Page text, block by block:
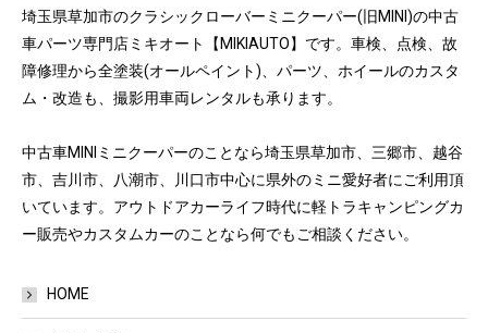
埼玉県草加市のクラシックローバーミニクーパー(旧MINI)の中古
車パーツ専門店ミキオート【MIKIAUTO】です。車検、点検、故
障修理から全塗装(オールペイント)、パーツ、ホイールのカスタ
ム・改造も、撮影用車両レンタルも承ります。
中古車MINIミニクーパーのことなら埼玉県草加市、三郷市、越谷
市、吉川市、八潮市、川口市中心に県外のミニ愛好者にご利用頂
いています。アウトドアカーライフ時代に軽トラキャンピングカ
ー販売やカスタムカーのことなら何でもご相談ください。
HOME